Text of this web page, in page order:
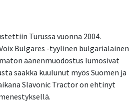
Turussa vuonna 2004.
Bulgares -tyylinen bulgarialainen
äänenmuodostus lumosivat
saakka kuulunut myös Suomen ja
Slavonic Tractor on ehtinyt